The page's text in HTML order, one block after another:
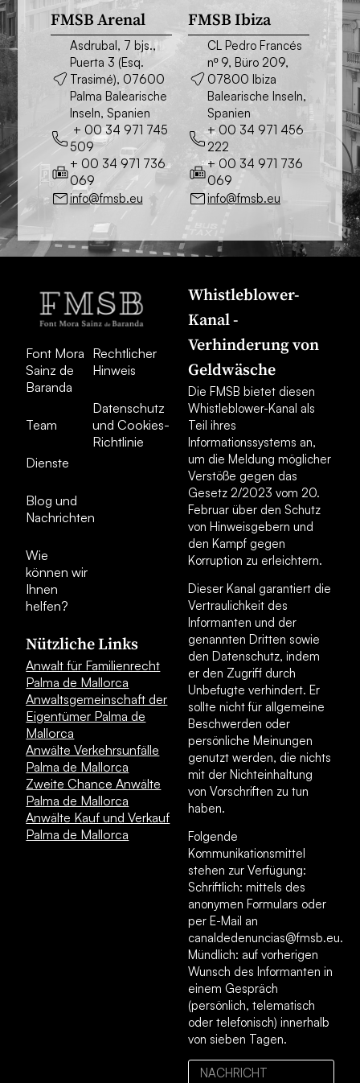
FMSB Arenal
Asdrubal, 7 bjs.,
Puerta 3 (Esq.
Trasimé), 07600
Palma Balearische
Inseln, Spanien
+ 00 34 971 745
509
+ 00 34 971 736
069
info@fmsb.eu
FMSB Ibiza
CL Pedro Francés
nº 9, Büro 209,
07800 Ibiza
Balearische Inseln,
Spanien
+ 00 34 971 456
222
+ 00 34 971 736
069
info@fmsb.eu
Font Mora
Sainz de
Baranda
Team
Dienste
Blog und
Nachrichten
Wie
können wir
Ihnen
helfen?
Rechtlicher
Hinweis
Datenschutz
und Cookies-
Richtlinie
Nützliche Links
Anwalt für Familienrecht
Palma de Mallorca
Anwaltsgemeinschaft der
Eigentümer Palma de
Mallorca
Anwälte Verkehrsunfälle
Palma de Mallorca
Zweite Chance Anwälte
Palma de Mallorca
Anwälte Kauf und Verkauf
Palma de Mallorca
Whistleblower-
Kanal -
Verhinderung von
Geldwäsche
Die FMSB bietet diesen
Whistleblower-Kanal als
Teil ihres
Informationssystems an,
um die Meldung möglicher
Verstöße gegen das
Gesetz 2/2023 vom 20.
Februar über den Schutz
von Hinweisgebern und
den Kampf gegen
Korruption zu erleichtern.
Dieser Kanal garantiert die
Vertraulichkeit des
Informanten und der
genannten Dritten sowie
den Datenschutz, indem
er den Zugriff durch
Unbefugte verhindert. Er
sollte nicht für allgemeine
Beschwerden oder
persönliche Meinungen
genutzt werden, die nichts
mit der Nichteinhaltung
von Vorschriften zu tun
haben.
Folgende
Kommunikationsmittel
stehen zur Verfügung:
Schriftlich: mittels des
anonymen Formulars oder
per E-Mail an
canaldedenuncias@fmsb.eu.
Mündlich: auf vorherigen
Wunsch des Informanten in
einem Gespräch
(persönlich, telematisch
oder telefonisch) innerhalb
von sieben Tagen.